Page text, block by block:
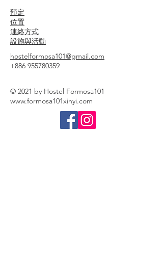
預定
位置
連絡方式
設施與活動
hostelformosa101@gmail.com
+886 955780359
© 2021 by Hostel Formosa101
www.formosa101xinyi.com